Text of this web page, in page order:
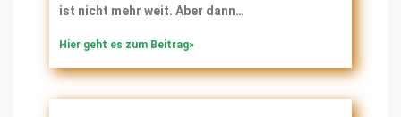
ist nicht mehr weit. Aber dann…
Hier geht es zum Beitrag»